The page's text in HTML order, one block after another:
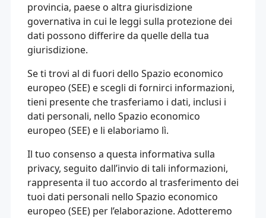
provincia, paese o altra giurisdizione
governativa in cui le leggi sulla protezione dei
dati possono differire da quelle della tua
giurisdizione.
Se ti trovi al di fuori dello Spazio economico
europeo (SEE) e scegli di fornirci informazioni,
tieni presente che trasferiamo i dati, inclusi i
dati personali, nello Spazio economico
europeo (SEE) e li elaboriamo lì.
Il tuo consenso a questa informativa sulla
privacy, seguito dall’invio di tali informazioni,
rappresenta il tuo accordo al trasferimento dei
tuoi dati personali nello Spazio economico
europeo (SEE) per l’elaborazione. Adotteremo